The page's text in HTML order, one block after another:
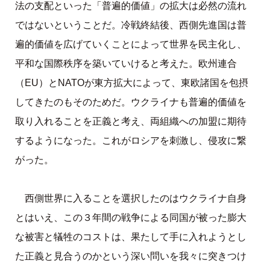
法の支配といった「普遍的価値」の拡大は必然の流れ
ではないということだ。冷戦終結後、西側先進国は普
遍的価値を広げていくことによって世界を民主化し、
平和な国際秩序を築いていけると考えた。欧州連合
（EU）とNATOが東方拡大によって、東欧諸国を包摂
してきたのもそのためだ。ウクライナも普遍的価値を
取り入れることを正義と考え、両組織への加盟に期待
するようになった。これがロシアを刺激し、侵攻に繋
がった。
西側世界に入ることを選択したのはウクライナ自身
とはいえ、この３年間の戦争による同国が被った膨大
な被害と犠牲のコストは、果たして手に入れようとし
た正義と見合うのかという深い問いを我々に突きつけ